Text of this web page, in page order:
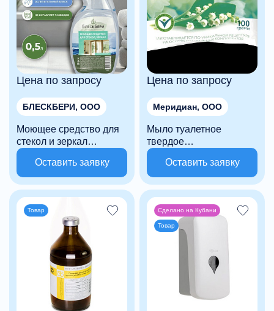
Цена по запросу
БЛЕСКБЕРИ, ООО
Моющее средство для
стекол и зеркал
БлескБери аромат
свежести 0.5л
Оставить заявку
Цена по запросу
Меридиан, ООО
Мыло туалетное
твердое
«Краснодарское» с
ароматом алоэ
Оставить заявку
Товар Сделано на Кубани
Товар